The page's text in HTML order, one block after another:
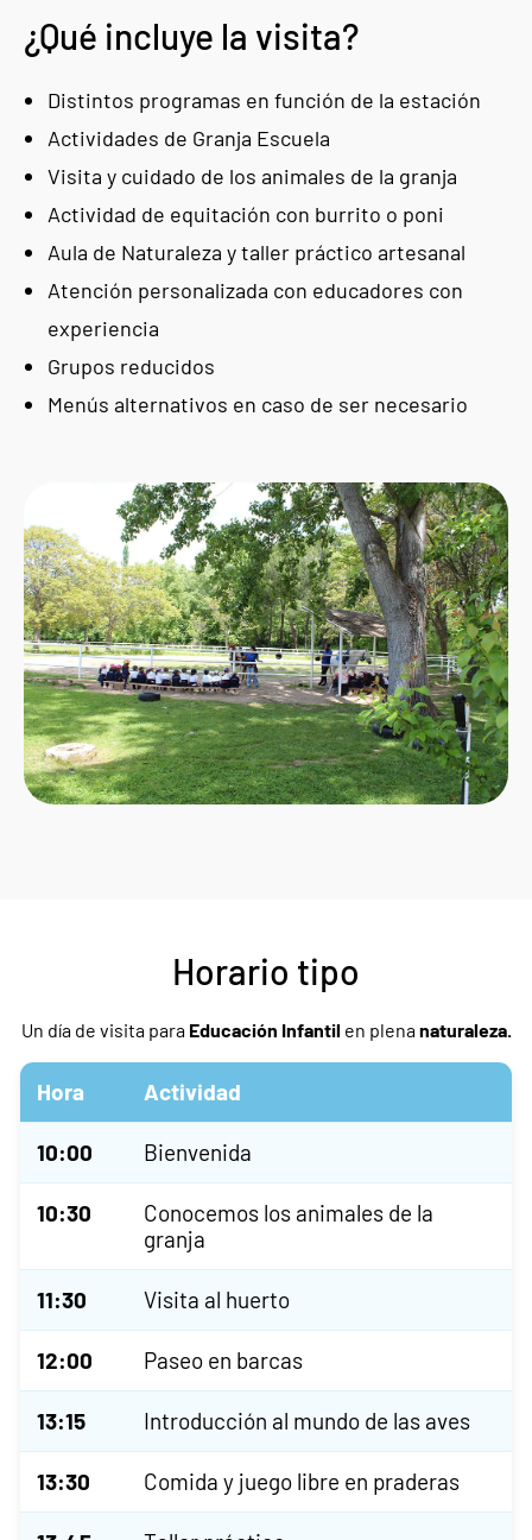
¿Qué incluye la visita?
Distintos programas en función de la estación
Actividades de Granja Escuela
Visita y cuidado de los animales de la granja
Actividad de equitación con burrito o poni
Aula de Naturaleza y taller práctico artesanal
Atención personalizada con educadores con
experiencia
Grupos reducidos
Menús alternativos en caso de ser necesario
Horario tipo
Un día de visita para Educación Infantilen plenanaturaleza.
Hora Actividad
10:00 Bienvenida
10:30
Conocemos los animales de la
granja
11:30 Visita al huerto
12:00 Paseo en barcas
13:15 Introducción al mundo de las aves
13:30 Comida y juego libre en praderas